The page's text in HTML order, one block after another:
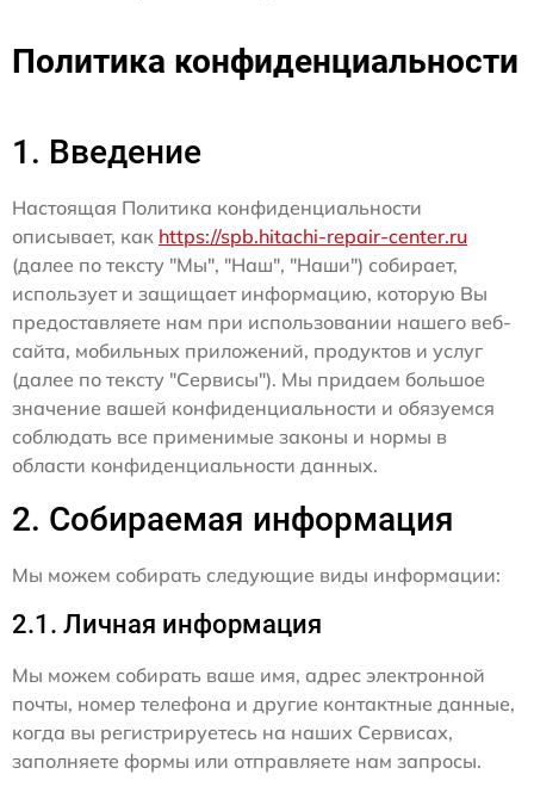
Политика конфиденциальности
1. Введение
Настоящая Политика конфиденциальности
описывает, как https://spb.hitachi-repair-center.ru
(далее по тексту "Мы", "Наш", "Наши") собирает,
использует и защищает информацию, которую Вы
предоставляете нам при использовании нашего веб-
сайта, мобильных приложений, продуктов и услуг
(далее по тексту "Сервисы"). Мы придаем большое
значение вашей конфиденциальности и обязуемся
соблюдать все применимые законы и нормы в
области конфиденциальности данных.
2. Собираемая информация
Мы можем собирать следующие виды информации:
2.1. Личная информация
Мы можем собирать ваше имя, адрес электронной
почты, номер телефона и другие контактные данные,
когда вы регистрируетесь на наших Сервисах,
заполняете формы или отправляете нам запросы.